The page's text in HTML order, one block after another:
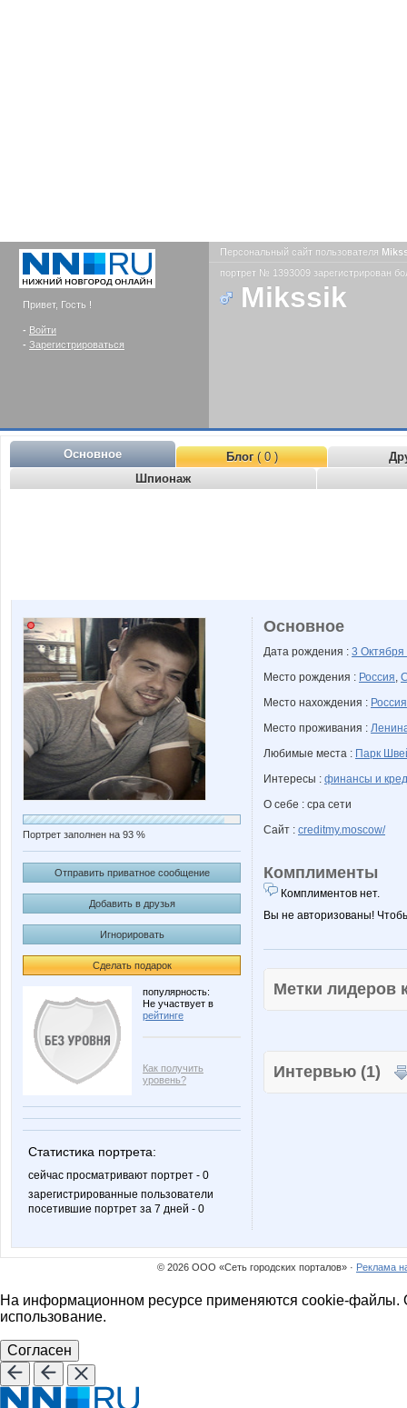
Привет, Гость !
- Войти
- Зарегистрироваться
Персональный сайт пользователя
портрет № 1393009 зарегистрирован
Mikssik
Основное Блог( 0 )
Шпионаж
Портрет заполнен на 93 %
Отправить приватное сообщение
Добавить в друзья
Игнорировать
Сделать подарок
популярность:
Не участвует в
рейтинге
Как получить
уровень?
Статистика портрета:
сейчас просматривают портрет - 0
зарегистрированные пользователи
посетившие портрет за 7 дней - 0
Основное
Дата рождения : 3 Октября
Место рождения : Россия,
Место нахождения : Россия
Место проживания :
Любимые места : Парк
Интересы : финансы и
О себе : cpa сети
Сайт : creditmy.moscow/
Комплименты
Комплиментов нет.
Вы не авторизованы!
Метки
Интервью (1)
© 2026 ООО «Сеть городских порталов» · Реклама
На информационном ресурсе применяются cookie-файлы.
использование.
Согласен